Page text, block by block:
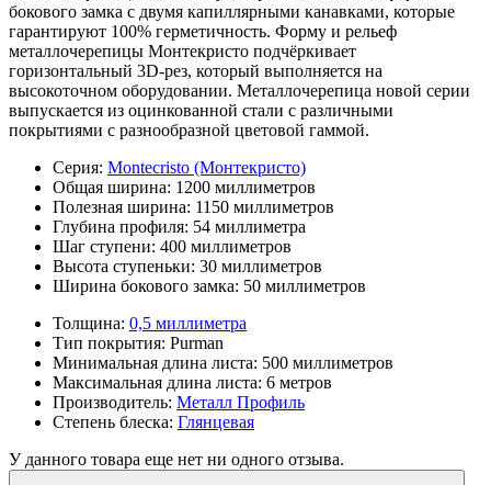
бокового замка с двумя капиллярными канавками, которые
гарантируют 100% герметичность. Форму и рельеф
металлочерепицы Монтекристо подчёркивает
горизонтальный 3D-рез, который выполняется на
высокоточном оборудовании. Металлочерепица новой серии
выпускается из оцинкованной стали с различными
покрытиями с разнообразной цветовой гаммой.
Серия: Montecristo (Монтекристо)
Общая ширина: 1200 миллиметров
Полезная ширина: 1150 миллиметров
Глубина профиля: 54 миллиметра
Шаг ступени: 400 миллиметров
Высота ступеньки: 30 миллиметров
Ширина бокового замка: 50 миллиметров
Толщина: 0,5 миллиметра
Тип покрытия: Purman
Минимальная длина листа: 500 миллиметров
Максимальная длина листа: 6 метров
Производитель: Металл Профиль
Степень блеска: Глянцевая
У данного товара еще нет ни одного отзыва.